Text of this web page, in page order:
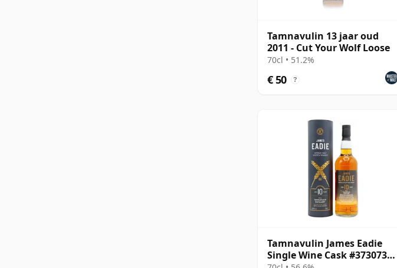
Tamnavulin 13 jaar oud
2011 - Cut Your Wolf Loose
70cl • 51.2%
€ 50 ?
Tamnavulin James Eadie
Single Wine Cask #373073